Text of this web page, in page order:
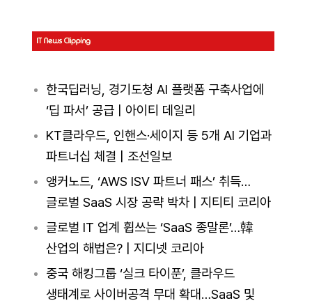
한국딥러닝, 경기도청 AI 플랫폼 구축사업에
‘딥 파서’ 공급 | 아이티 데일리
KT클라우드, 인핸스·세이지 등 5개 AI 기업과
파트너십 체결 | 조선일보
앵커노드, ‘AWS ISV 파트너 패스’ 취득…
글로벌 SaaS 시장 공략 박차 | 지티티 코리아
글로벌 IT 업계 휩쓰는 ‘SaaS 종말론’…韓
산업의 해법은? | 지디넷 코리아
중국 해킹그룹 ‘실크 타이푼’, 클라우드
생태계로 사이버공격 무대 확대…SaaS 및